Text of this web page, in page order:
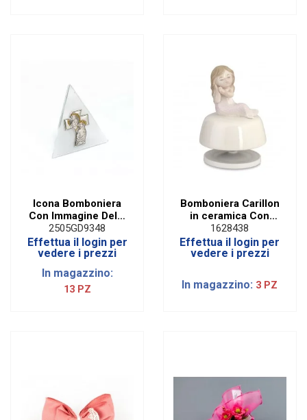
Icona Bomboniera
Con Immagine Della
Maternità Con
Scatola STOCK
2505GD9348
Effettua il login per
vedere i prezzi
In magazzino:
13 PZ
Bomboniera Carillon
in ceramica Con
Sirenetta|Stock
1628438
Effettua il login per
vedere i prezzi
In magazzino: 3 PZ